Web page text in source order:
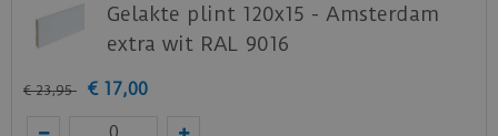
Gelakte plint 120x15 - Amsterdam
extra wit RAL 9016
€ 23,95 € 17,00